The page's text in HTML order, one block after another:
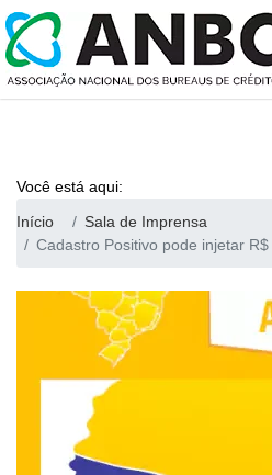
Você está aqui:
Início
Sala de Imprensa
Cadastro Positivo pode injetar